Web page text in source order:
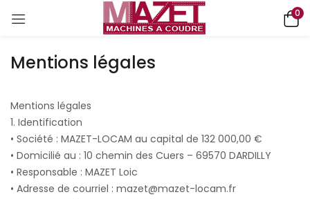
0
Mentions légales
Mentions légales
1. Identification
• Société : MAZET-LOCAM au capital de 132 000,00 €
• Domicilié au : 10 chemin des Cuers – 69570 DARDILLY
• Responsable : MAZET Loic
• Adresse de courriel : mazet@mazet-locam.fr